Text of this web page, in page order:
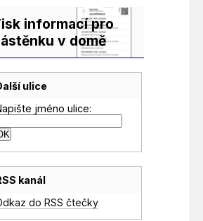
informací pro
v domě
ulice
jméno ulice:
kanál
do RSS čtečky